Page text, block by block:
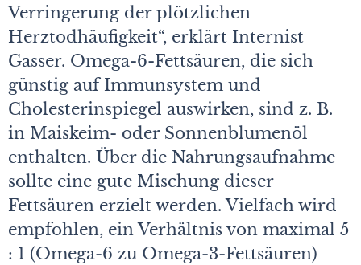
Verringerung der plötzlichen
Herztodhäufigkeit“, erklärt Internist
Gasser. Omega-6-Fettsäuren, die sich
günstig auf Immunsystem und
Cholesterinspiegel auswirken, sind z. B.
in Maiskeim- oder Sonnenblumenöl
enthalten. Über die Nahrungsaufnahme
sollte eine gute Mischung dieser
Fettsäuren erzielt werden. Vielfach wird
empfohlen, ein Verhältnis von maximal 5
: 1 (Omega-6 zu Omega-3-Fettsäuren)